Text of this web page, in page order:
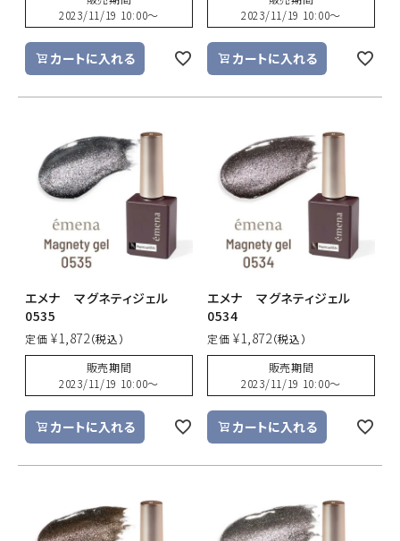
2023/11/19 10:00〜
カートに入れる
2023/11/19 10:00〜
カートに入れる
エメナ マグネティジェル
0535
定価 ¥1,872
販売期間
2023/11/19 10:00〜
カートに入れる
エメナ マグネティジェル
0534
定価 ¥1,872
販売期間
2023/11/19 10:00〜
カートに入れる